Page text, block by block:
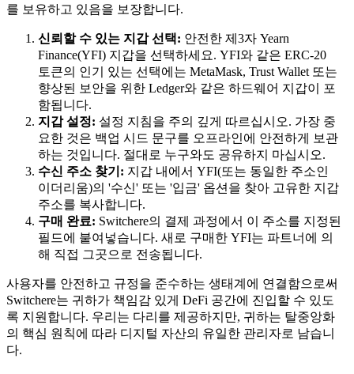
를 보유하고 있음을 보장합니다.
신뢰할 수 있는 지갑 선택: 안전한 제3자 Yearn
Finance(YFI) 지갑을 선택하세요. YFI와 같은 ERC-20
토큰의 인기 있는 선택에는 MetaMask, Trust Wallet 또는
향상된 보안을 위한 Ledger와 같은 하드웨어 지갑이 포
함됩니다.
지갑 설정: 설정 지침을 주의 깊게 따르십시오. 가장 중
요한 것은 백업 시드 문구를 오프라인에 안전하게 보관
하는 것입니다. 절대로 누구와도 공유하지 마십시오.
수신 주소 찾기: 지갑 내에서 YFI(또는 동일한 주소인
이더리움)의 '수신' 또는 '입금' 옵션을 찾아 고유한 지갑
주소를 복사합니다.
구매 완료: Switchere의 결제 과정에서 이 주소를 지정된
필드에 붙여넣습니다. 새로 구매한 YFI는 파트너에 의
해 직접 그곳으로 전송됩니다.
사용자를 안전하고 규정을 준수하는 생태계에 연결함으로써
Switchere는 귀하가 책임감 있게 DeFi 공간에 진입할 수 있도
록 지원합니다. 우리는 다리를 제공하지만, 귀하는 탈중앙화
의 핵심 원칙에 따라 디지털 자산의 유일한 관리자로 남습니
다.